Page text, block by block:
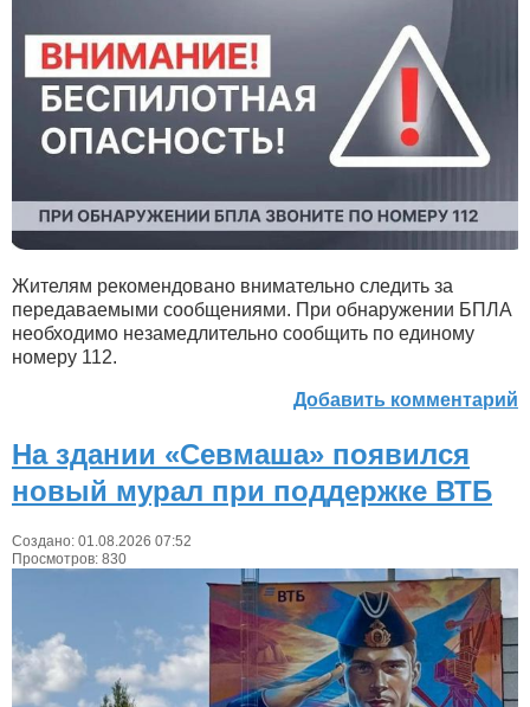
Жителям рекомендовано внимательно следить за
передаваемыми сообщениями. При обнаружении БПЛА
необходимо незамедлительно сообщить по единому
номеру 112.
Добавить комментарий
На здании «Севмаша» появился
новый мурал при поддержке ВТБ
Создано: 01.08.2026 07:52
Просмотров: 830